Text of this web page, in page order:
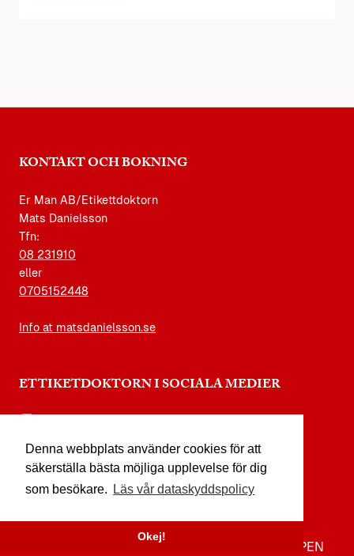
Denna webbplats använder cookies för att
säkerställa bästa möjliga upplevelse för dig
som besökare.
Läs vår dataskyddspolicy
Okej!
KONTAKT OCH BOKNING
Er Man AB/Etikettdoktorn
Mats Danielsson
Tfn:
08 231910
eller
0705152448
Info at matsdanielsson.se
ETTIKETDOKTORN I SOCIALA MEDIER
facebook.com/etikettdoktorn
youtube.com/etikettdoktorn
TILL TOPPEN